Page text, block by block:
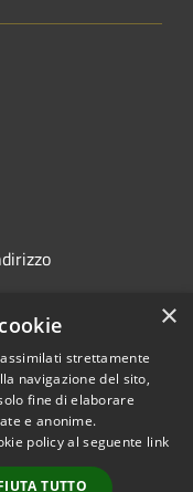
© 2026 • Comune di
All'Ionio • Powered by
• Accesso
×
strettamente
navigazione del sito,
fine di elaborare
e anonime.
policy al seguente link
TUTTO